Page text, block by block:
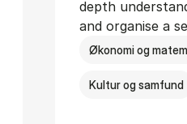
depth
and organise a
Økonomi og
Kultur og samfund